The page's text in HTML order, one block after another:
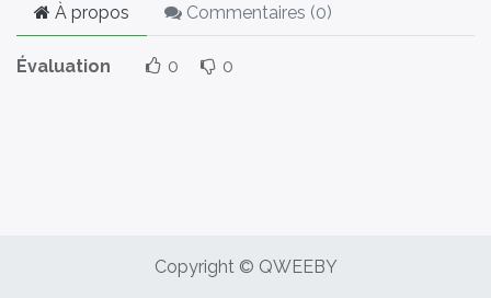
À propos Commentaires (0)
Évaluation 0 0
Copyright © QWEEBY